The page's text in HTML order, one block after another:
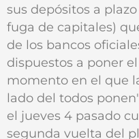
sus depósitos a
fuga de capitales)
de los bancos
dispuestos a poner
momento en el que
lado del todos
el jueves 4 pasado
segunda vuelta del